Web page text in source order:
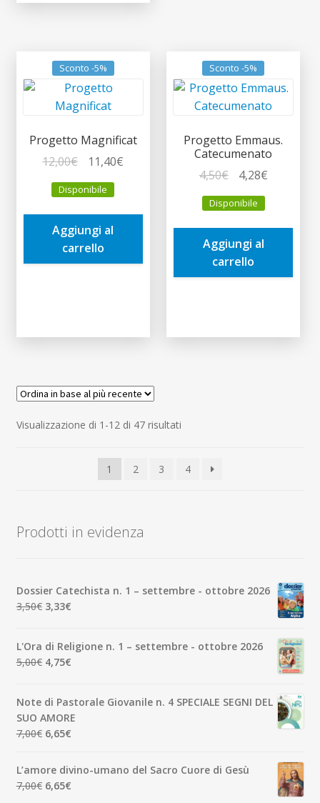
Sconto -5%
Progetto Magnificat
12,00€
prezzo
originale
era:
12,00€.
11,40€
è:
Disponibile
Aggiungi al
carrello
Sconto -5%
Progetto Emmaus.
Catecumenato
4,50€
prezzo
originale
era:
4,50€.
4,28€Il
è:
Disponibile
Aggiungi al
carrello
Visualizzazione di 1-12 di 47 risultatiOrdina
al
1 2 3 4
Prodotti in evidenza
Dossier Catechista n. 1 – settembre - ottobre 2026
3,50€ Il
era:
3,50€.
3,33€Il
è:
3,33€.
L'Ora di Religione n. 1 – settembre - ottobre 2026
5,00€ Il
era:
5,00€.
4,75€Il
è:
4,75€.
Note di Pastorale Giovanile n. 4 SPECIALE SEGNI DEL
SUO AMORE
7,00€ Il
originale
era:
7,00€.
6,65€Il
attuale
è:
L’amore divino-umano del Sacro Cuore di Gesù
7,00€ Il
6,65€Il